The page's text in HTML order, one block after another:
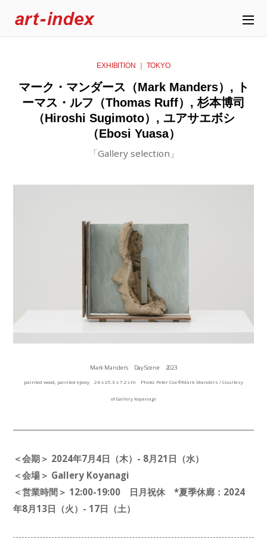
EXHIBITION ｜ TOKYO
マーク・マンダース（Mark Manders）, ト
ーマス・ルフ（Thomas Ruff）, 杉本博司
（Hiroshi Sugimoto）, ユアサエボシ
（Ebosi Yuasa）
「Gallery selection」
Mark Manders Day Scene 2023
painted wood, painted epoxy 24 x 25.3 x 7.2 cm Photo: Peter Cox ©Mark Manders / Courtesy
of Gallery Koyanagi
＜会期＞ 2024年7月4日（木）- 8月21日（水）
＜会場＞ Gallery Koyanagi
＜営業時間＞ 12:00-19:00 日月祝休 *夏季休廊：2024
年8月13日（火）- 17日（土）